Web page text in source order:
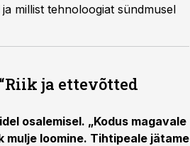
millist tehnoloogiat sündmusel
ja ettevõtted
osalemisel. „Kodus magavale
mulje loomine. Tihtipeale jätame